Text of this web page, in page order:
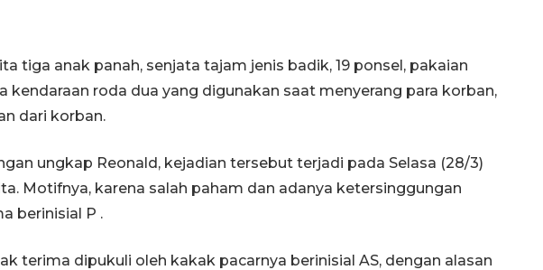
tiga anak panah, senjata tajam jenis badik, 19 ponsel, pakaian
kendaraan roda dua yang digunakan saat menyerang para korban,
dari korban.
ungkap Reonald, kejadian tersebut terjadi pada Selasa (28/3)
Motifnya, karena salah paham dan adanya ketersinggungan
berinisial P .
terima dipukuli oleh kakak pacarnya berinisial AS, dengan alasan